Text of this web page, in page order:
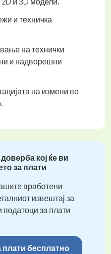
и техничка
на технички
и надворешни
на измени во
кој ќе ви
за плати
вработени
извештај за
податоци за плати
плати бесплатно